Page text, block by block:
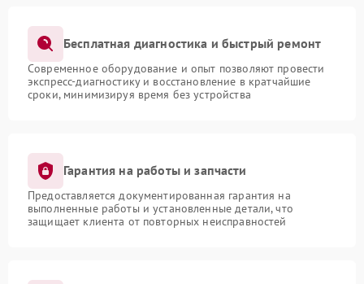
Бесплатная диагностика и быстрый ремонт
Современное оборудование и опыт позволяют провести
экспресс-диагностику и восстановление в кратчайшие
сроки, минимизируя время без устройства
Гарантия на работы и запчасти
Предоставляется документированная гарантия на
выполненные работы и установленные детали, что
защищает клиента от повторных неисправностей